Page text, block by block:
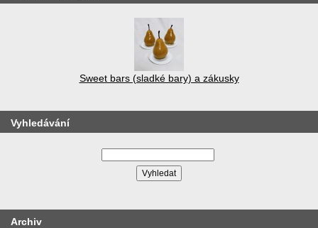
Sweet bars (sladké bary) a zákusky
Vyhledávání
Archiv